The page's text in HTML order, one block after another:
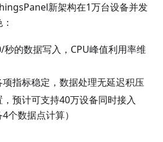
新架构在1万台设备并发
的数据写入，CPU峰值利用率维
指标稳定，数据处理无延迟积压
预计可支持40万设备同时接入
个数据点计算）